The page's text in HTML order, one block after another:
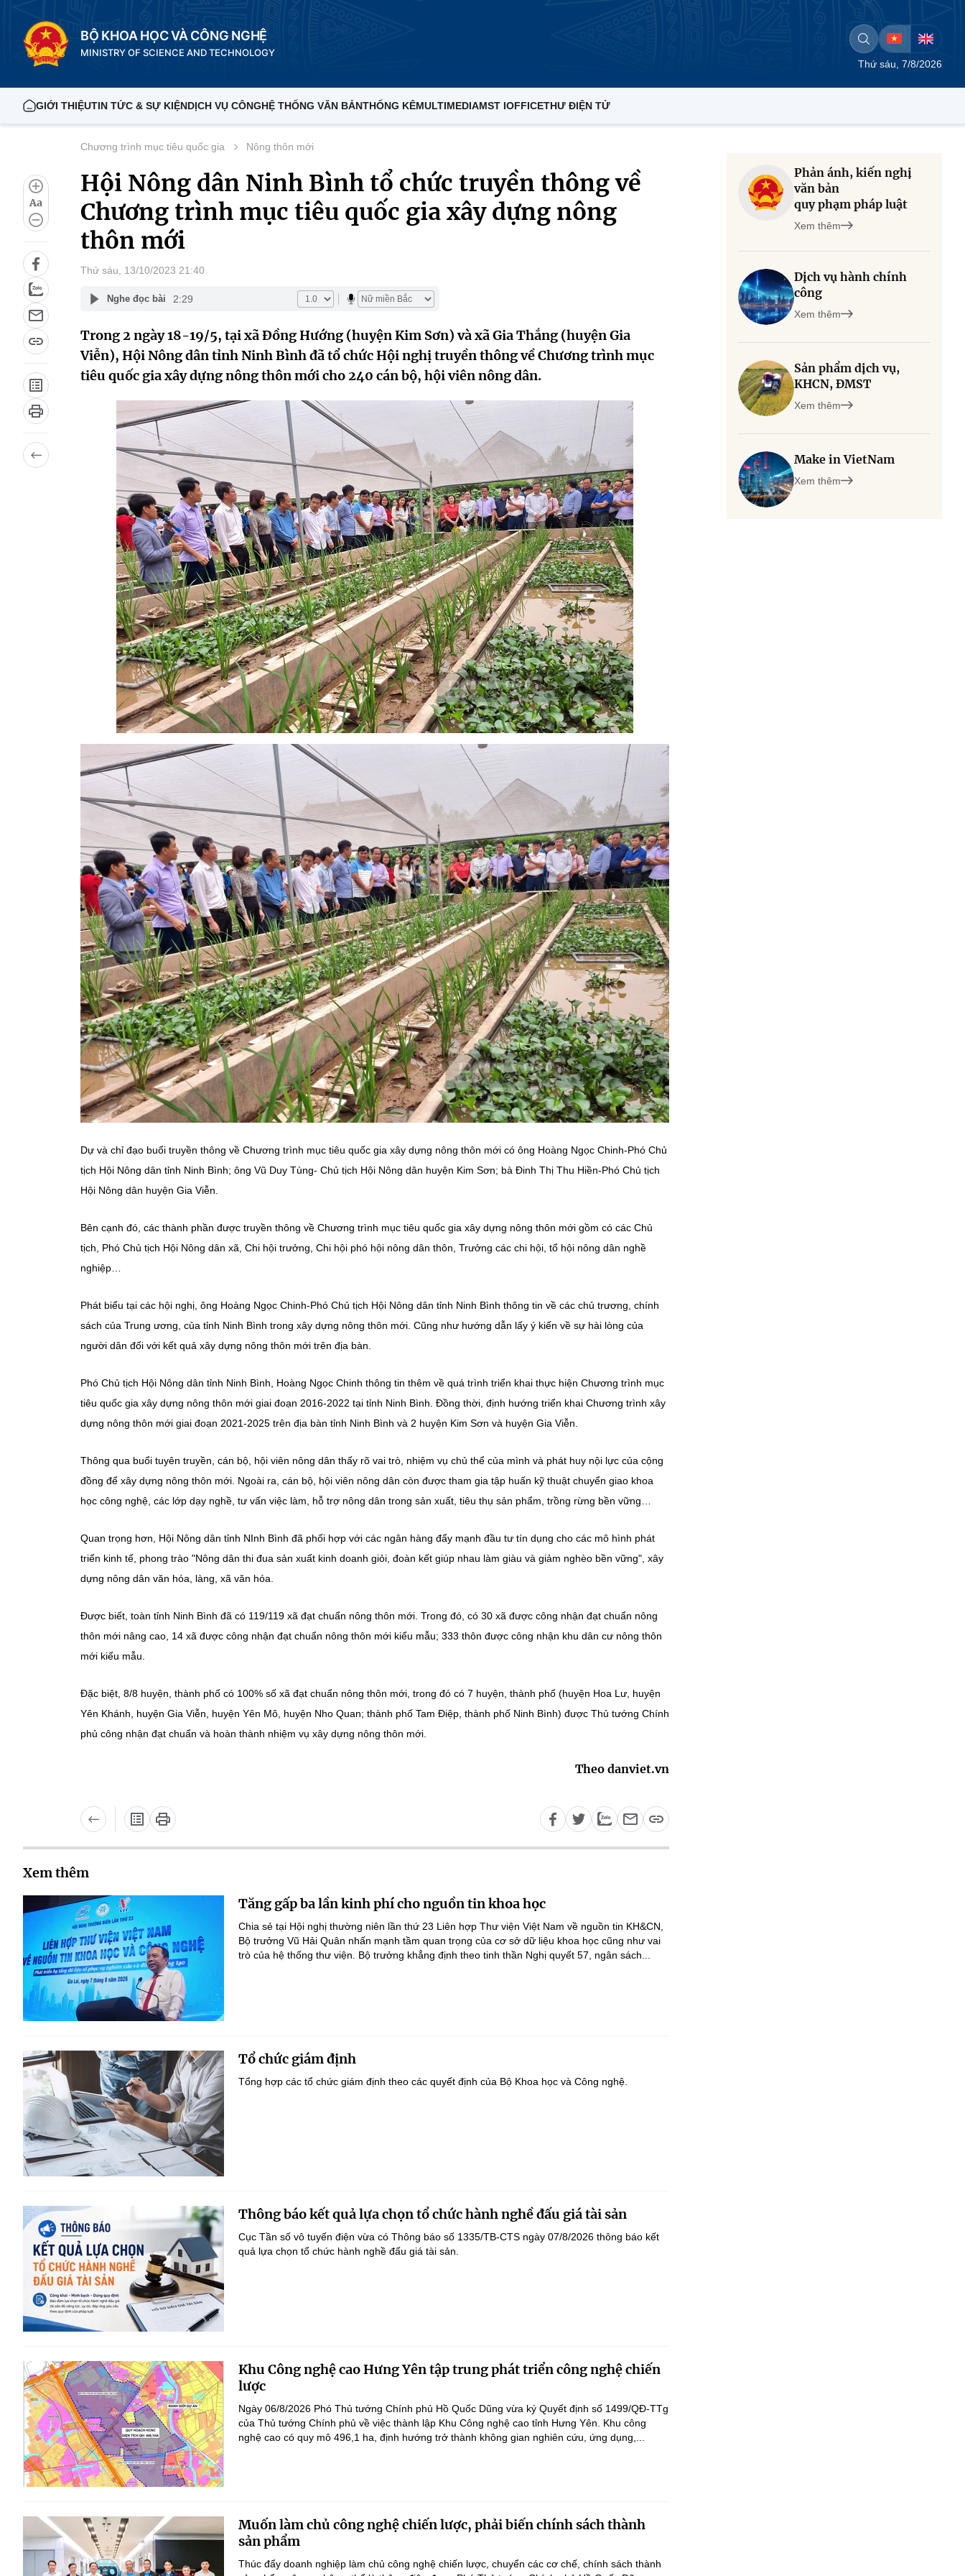
BỘ KHOA HỌC VÀ CÔNG NGHỆ
MINISTRY OF SCIENCE AND TECHNOLOGY
Thứ sáu, 7/8/2026
GIỚI THIỆUTIN TỨC & SỰ KIỆNDỊCH VỤ CÔNGHỆ THỐNG VĂN BẢNTHỐNG KÊMULTIMEDIAMST IOFFICETHƯ ĐIỆN TỬ
Aa
Chương trình mục tiêu quốc gia Nông thôn mới
Hội Nông dân Ninh Bình tổ chức truyền thông về
Chương trình mục tiêu quốc gia xây dựng nông
thôn mới
Thứ sáu, 13/10/2023 21:40
Nghe đọc bài 2:29
Trong 2 ngày 18-19/5, tại xã Đồng Hướng (huyện Kim Sơn) và xã Gia Thắng (huyện Gia
Viễn), Hội Nông dân tỉnh Ninh Bình đã tổ chức Hội nghị truyền thông về Chương trình mục
tiêu quốc gia xây dựng nông thôn mới cho 240 cán bộ, hội viên nông dân.
Dự và chỉ đạo buổi truyền thông về Chương trình mục tiêu quốc gia xây dựng nông thôn mới có ông Hoàng Ngọc Chinh-Phó Chủ
tịch Hội Nông dân tỉnh Ninh Bình; ông Vũ Duy Tùng- Chủ tịch Hội Nông dân huyện Kim Sơn; bà Đinh Thị Thu Hiền-Phó Chủ tịch
Hội Nông dân huyện Gia Viễn.
Bên cạnh đó, các thành phần được truyền thông về Chương trình mục tiêu quốc gia xây dựng nông thôn mới gồm có các Chủ
tịch, Phó Chủ tịch Hội Nông dân xã, Chi hội trưởng, Chi hội phó hội nông dân thôn, Trưởng các chi hội, tổ hội nông dân nghề
nghiệp…
Phát biểu tại các hội nghị, ông Hoàng Ngọc Chinh-Phó Chủ tịch Hội Nông dân tỉnh Ninh Bình thông tin về các chủ trương, chính
sách của Trung ương, của tỉnh Ninh Bình trong xây dựng nông thôn mới. Cũng như hướng dẫn lấy ý kiến về sự hài lòng của
người dân đối với kết quả xây dựng nông thôn mới trên địa bàn.
Phó Chủ tịch Hội Nông dân tỉnh Ninh Bình, Hoàng Ngọc Chinh thông tin thêm về quá trình triển khai thực hiện Chương trình mục
tiêu quốc gia xây dựng nông thôn mới giai đoạn 2016-2022 tại tỉnh Ninh Bình. Đồng thời, định hướng triển khai Chương trình xây
dựng nông thôn mới giai đoạn 2021-2025 trên địa bàn tỉnh Ninh Bình và 2 huyện Kim Sơn và huyện Gia Viễn.
Thông qua buổi tuyên truyền, cán bộ, hội viên nông dân thấy rõ vai trò, nhiệm vụ chủ thể của mình và phát huy nội lực của cộng
đồng để xây dựng nông thôn mới. Ngoài ra, cán bộ, hội viên nông dân còn được tham gia tập huấn kỹ thuật chuyển giao khoa
học công nghệ, các lớp dạy nghề, tư vấn việc làm, hỗ trợ nông dân trong sản xuất, tiêu thụ sản phẩm, trồng rừng bền vững…
Quan trọng hơn, Hội Nông dân tỉnh NInh Bình đã phối hợp với các ngân hàng đẩy mạnh đầu tư tín dụng cho các mô hình phát
triển kinh tế, phong trào "Nông dân thi đua sản xuất kinh doanh giỏi, đoàn kết giúp nhau làm giàu và giảm nghèo bền vững", xây
dựng nông dân văn hóa, làng, xã văn hóa.
Được biết, toàn tỉnh Ninh Bình đã có 119/119 xã đạt chuẩn nông thôn mới. Trong đó, có 30 xã được công nhận đạt chuẩn nông
thôn mới nâng cao, 14 xã được công nhận đạt chuẩn nông thôn mới kiểu mẫu; 333 thôn được công nhận khu dân cư nông thôn
mới kiểu mẫu.
Đặc biệt, 8/8 huyện, thành phố có 100% số xã đạt chuẩn nông thôn mới, trong đó có 7 huyện, thành phố (huyện Hoa Lư, huyện
Yên Khánh, huyện Gia Viễn, huyện Yên Mô, huyện Nho Quan; thành phố Tam Điệp, thành phố Ninh Bình) được Thủ tướng Chính
phủ công nhận đạt chuẩn và hoàn thành nhiệm vụ xây dựng nông thôn mới.
Theo danviet.vn
Xem thêm
Tăng gấp ba lần kinh phí cho nguồn tin khoa học
Chia sẻ tại Hội nghị thường niên lần thứ 23 Liên hợp Thư viện Việt Nam về nguồn tin KH&CN,
Bộ trưởng Vũ Hải Quân nhấn mạnh tầm quan trọng của cơ sở dữ liệu khoa học cũng như vai
trò của hệ thống thư viện. Bộ trưởng khẳng định theo tinh thần Nghị quyết 57, ngân sách...
Tổ chức giám định
Tổng hợp các tổ chức giám định theo các quyết định của Bộ Khoa học và Công nghệ.
Thông báo kết quả lựa chọn tổ chức hành nghề đấu giá tài sản
Cục Tần số vô tuyến điện vừa có Thông báo số 1335/TB-CTS ngày 07/8/2026 thông báo kết
quả lựa chọn tổ chức hành nghề đấu giá tài sản.
Khu Công nghệ cao Hưng Yên tập trung phát triển công nghệ chiến
lược
Ngày 06/8/2026 Phó Thủ tướng Chính phủ Hồ Quốc Dũng vừa ký Quyết định số 1499/QĐ-TTg
của Thủ tướng Chính phủ về việc thành lập Khu Công nghệ cao tỉnh Hưng Yên. Khu công
nghệ cao có quy mô 496,1 ha, định hướng trở thành không gian nghiên cứu, ứng dụng,...
Muốn làm chủ công nghệ chiến lược, phải biến chính sách thành
sản phẩm
Thúc đẩy doanh nghiệp làm chủ công nghệ chiến lược, chuyển các cơ chế, chính sách thành
Phản ánh, kiến nghị
văn bản
quy phạm pháp luật
Xem thêm
Dịch vụ hành chính
công
Xem thêm
Sản phẩm dịch vụ,
KHCN, ĐMST
Xem thêm
Make in VietNam
Xem thêm